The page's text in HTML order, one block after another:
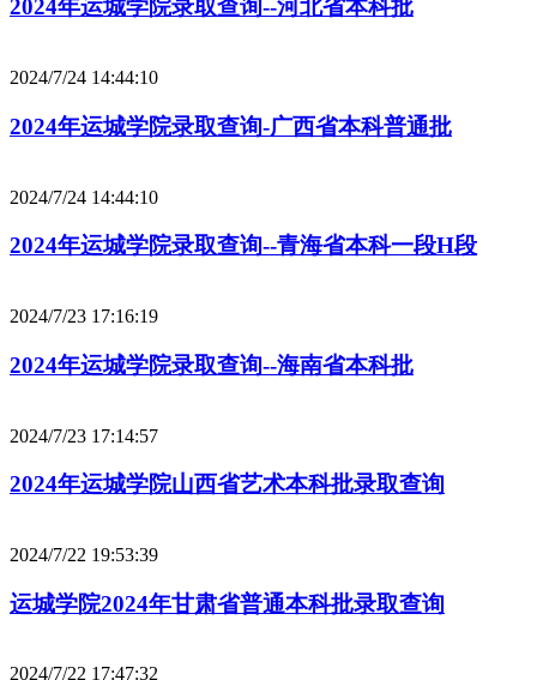
2024年运城学院录取查询--河北省本科批
2024/7/24 14:44:10
2024年运城学院录取查询-广西省本科普通批
2024/7/24 14:44:10
2024年运城学院录取查询--青海省本科一段H段
2024/7/23 17:16:19
2024年运城学院录取查询--海南省本科批
2024/7/23 17:14:57
2024年运城学院山西省艺术本科批录取查询
2024/7/22 19:53:39
运城学院2024年甘肃省普通本科批录取查询
2024/7/22 17:47:32